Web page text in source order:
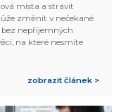
místa a strávit
změnit v nečekané
bez nepříjemných
na které nesmíte
zobrazit článek >